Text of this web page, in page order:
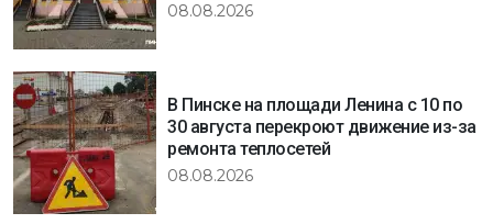
08.08.2026
В Пинске на площади Ленина с 10 по
30 августа перекроют движение из-за
ремонта теплосетей
08.08.2026